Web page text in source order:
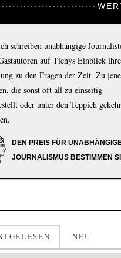
schreiben unabhängige
auf Tichys Einblick ihre
zu den Fragen der Zeit. Zu
die sonst oft all zu einseitig
oder unter den Teppich
DEN PREIS FÜR
JOURNALISMUS BESTIMMEN
NEU